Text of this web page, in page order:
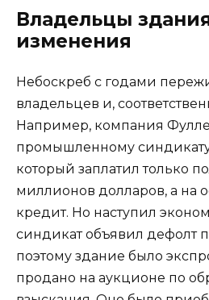
Владельцы
изменения
Небоскреб с годами
владельцев и,
Например, компания
промышленному синдикату
который заплатил только
миллионов долларов, а на
кредит. Но наступил
синдикат объявил дефолт
поэтому здание было
продано на аукционе по